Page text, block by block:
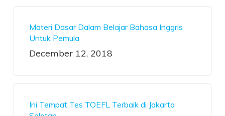
Materi Dasar Dalam Belajar Bahasa Inggris
Untuk Pemula
December 12, 2018
Ini Tempat Tes TOEFL Terbaik di Jakarta